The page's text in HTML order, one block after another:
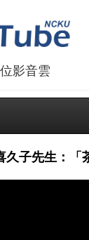
影音雲
子先生：「